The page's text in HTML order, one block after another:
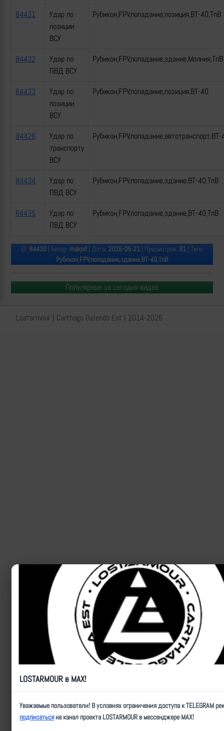
84431
Удар по
позиции
ВСУ
Рубикон,FPV,попадание,позиция,ВТ-40,ТпВ
84432
Удар по
ПВД ВСУ
Рубикон,FPV,попадание,здание,Молния,ТпВ
84433
Удар по
позиции
ВСУ
Рубикон,FPV,попадание,позиция,ВТ-40
84426
Удар по
транспорту
ВСУ
84434
Удар по
ПВД ВСУ
Рубикон,FPV,попадание,здание,ВТ-40,ТпВ
84435
Удар по
ПВД ВСУ
Рубикон,FPV,попадание,здание,ВТ-40,ТпВ
ID: 84430| Автор: makpif| Дата: 2026-05-21| Просмотров: 81| Теги:
Рубикон,FPV,попадание,здание,ВТ-40,ТпВ
Популярные за сегодня видео
Lostarmour | Carthago Delenda Est | 2014-2026
LOSTARMOUR в MAX!
Уважаемые пользователи! В условиях ограничения доступа к TELEGRAM
подписатьсяна канал проекта LOSTARMOUR в мессенджере MAX!